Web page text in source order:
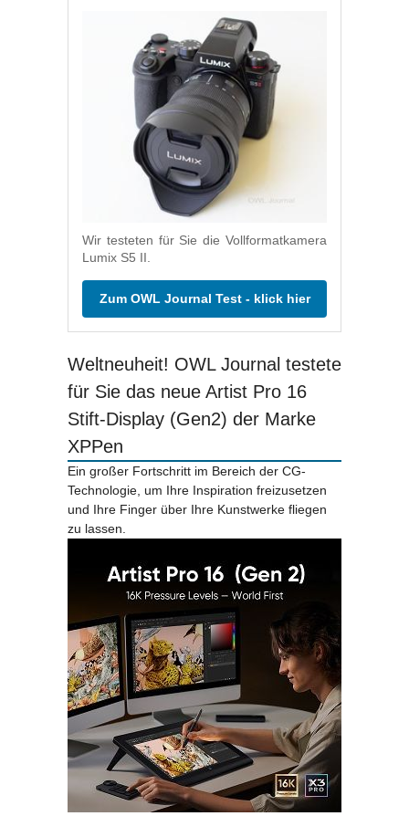
Wir testeten für Sie die Vollformatkamera
Lumix S5 II.
Zum OWL Journal Test - klick hier
Weltneuheit! OWL Journal testete
für Sie das neue Artist Pro 16
Stift-Display (Gen2) der Marke
XPPen
Ein großer Fortschritt im Bereich der CG-
Technologie, um Ihre Inspiration freizusetzen
und Ihre Finger über Ihre Kunstwerke fliegen
zu lassen.